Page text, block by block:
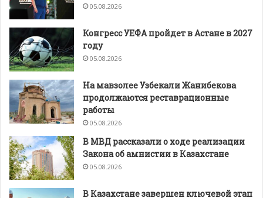
05.08.2026
Конгресс УЕФА пройдет в Астане в 2027
году
05.08.2026
На мавзолее Узбекали Жанибекова
продолжаются реставрационные
работы
05.08.2026
В МВД рассказали о ходе реализации
Закона об амнистии в Казахстане
05.08.2026
В Казахстане завершен ключевой этап